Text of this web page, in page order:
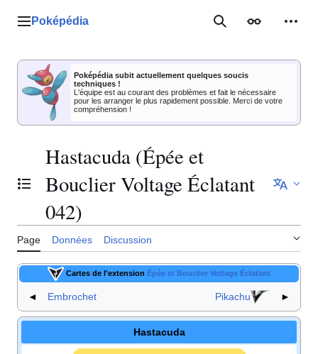
Menu principal
Poképédia RechercherApparence
Poképédia subit actuellement quelques soucis
techniques !
L'équipe est au courant des problèmes et fait le nécessaire
pour les arranger le plus rapidement possible. Merci de votre
compréhension !
Basculer la table des matières
Hastacuda (Épée et
Bouclier Voltage Éclatant
042)
Page Données Discussion
Cartes de l'extension Épée et Bouclier Voltage Éclatant
◄ Embrochet Pikachu ►
Hastacuda